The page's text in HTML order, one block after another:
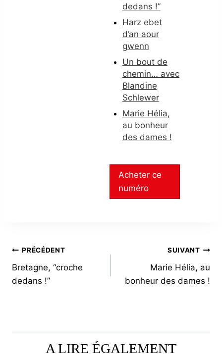
dedans !”
Harz ebet
d’an aour
gwenn
Un bout de
chemin… avec
Blandine
Schlewer
Marie Hélia,
au bonheur
des dames !
Acheter ce
numéro
NAVIGATION
DE
PRÉCÉDENT
Bretagne, “croche
dedans !”
SUIVANT
Marie Hélia, au
bonheur des dames !
A LIRE ÉGALEMENT